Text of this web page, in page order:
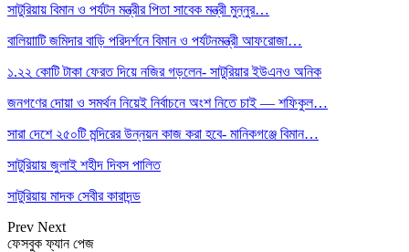
সাটুরিয়ায় বিমান ও পর্যটন মন্ত্রীর পিতা সাবেক মন্ত্রী মুন্নুর…
বালিয়াাটি জমিদার বাড়ি পরিদর্শনে বিমান ও পর্যটনমন্ত্রী আফরোজা…
১.২২ কোটি টাকা ফেরত দিয়ে নজির গড়লেন- সাটুরিয়ার ইউএনও অনিক
জনগণের দোয়া ও সমর্থন নিয়েই নির্বাচনে অংশ নিতে চাই — শফিকুল…
সারা দেশে ২৫০টি মন্দিরের উন্নয়ন কাজ করা হবে- মানিকগঞ্জে বিমান…
সাটুরিয়ায় জুলাই শহীদ দিবস পালিত
সাটুরিয়ায় মাদক সেবীর কারাদন্ড
Prev Next
ফেসবুক ফ্যান পেজ